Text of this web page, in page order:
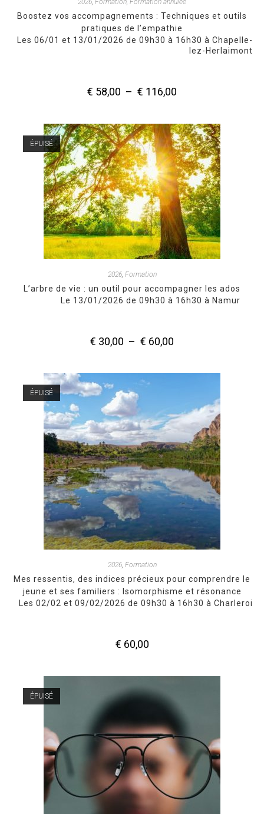
2026, Formation, Formation annulée
Boostez vos accompagnements : Techniques et outils
pratiques de l’empathie
Les 06/01 et 13/01/2026 de 09h30 à 16h30 à Chapelle-
lez-Herlaimont
€ 58,00 – € 116,00
à
€ 116,00
ÉPUISÉ
2026, Formation
L’arbre de vie : un outil pour accompagner les ados
Le 13/01/2026 de 09h30 à 16h30 à Namur
€ 30,00 – € 60,00
à
ÉPUISÉ
2026, Formation
Mes ressentis, des indices précieux pour comprendre le
jeune et ses familiers : Isomorphisme et résonance
Les 02/02 et 09/02/2026 de 09h30 à 16h30 à Charleroi
€ 60,00
ÉPUISÉ